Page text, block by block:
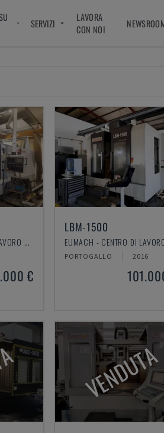
SERVIZI
LAVORA
CON NOI
EUMACH - CENTRO DI LAVORO VERTICALE
€
LBM-1500
PORTOGALLO 2016
VENDUTA